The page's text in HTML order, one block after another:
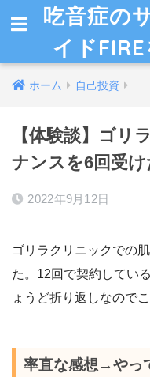
吃音症の
イド
ホーム 自己投資
【体験談】ゴリ
ナンスを6回受
2022年9月12日
ゴリラクリニックでの
た。12回で契約してい
ょうど折り返しなので
率直な感想→やっ